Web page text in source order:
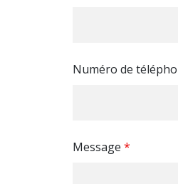
Numéro de
Message *